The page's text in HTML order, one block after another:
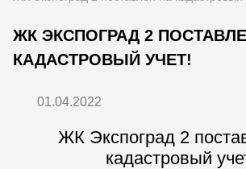
ЖК ЭКСПОГРАД 2
КАДАСТРОВЫЙ УЧЕТ!
01.04.2022
ЖК Экспоград 2
кадастровый